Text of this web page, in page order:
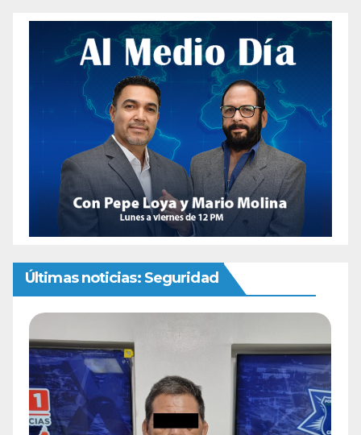
Últimas noticias: Seguridad